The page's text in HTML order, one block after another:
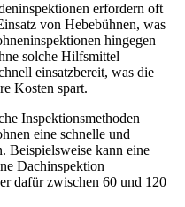
erfordern oft
von Hebebühnen, was
hingegen
solche Hilfsmittel
einsatzbereit, was die
Kosten spart.
Inspektionsmethoden
eine schnelle und
Beispielsweise kann eine
Dachinspektion
dafür zwischen 60 und 120